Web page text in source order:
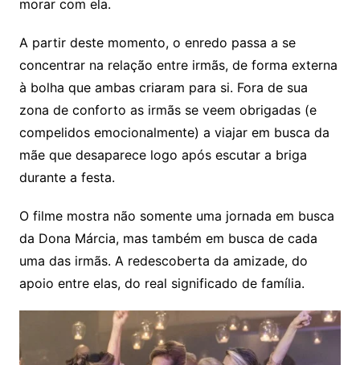
morar com ela.
A partir deste momento, o enredo passa a se
concentrar na relação entre irmãs, de forma externa
à bolha que ambas criaram para si. Fora de sua
zona de conforto as irmãs se veem obrigadas (e
compelidos emocionalmente) a viajar em busca da
mãe que desaparece logo após escutar a briga
durante a festa.
O filme mostra não somente uma jornada em busca
da Dona Márcia, mas também em busca de cada
uma das irmãs. A redescoberta da amizade, do
apoio entre elas, do real significado de família.